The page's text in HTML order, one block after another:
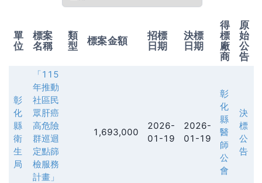
單
位
標案
名稱
類
型
標案金額
招標
日期
決標
日期
得
標
廠
商
原
始
公
告
彰
化
縣
衛
生
局
「115
年推動
社區民
眾肝癌
高危險
群巡迴
定點篩
檢服務
計畫」
1,693,000
2026-
01-19
2026-
01-19
彰
化
縣
醫
師
公
會
決
標
公
告